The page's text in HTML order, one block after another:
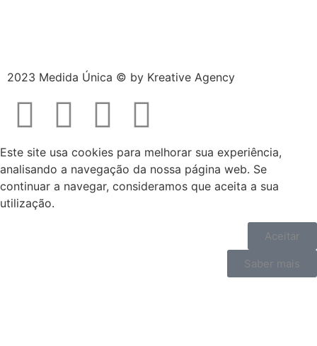
2023 Medida Única © by Kreative Agency
Este site usa cookies para melhorar sua experiência,
analisando a navegação da nossa página web. Se
continuar a navegar, consideramos que aceita a sua
utilização.
Aceitar
Saber mais